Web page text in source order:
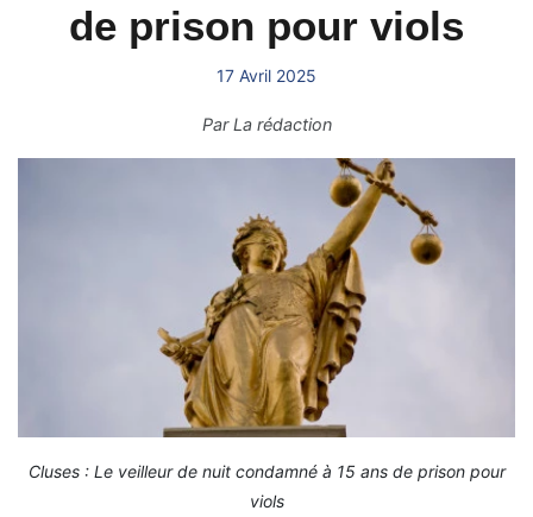
de prison pour viols
17 Avril 2025
ParLa rédaction
Cluses : Le veilleur de nuit condamné à 15 ans de prison pour
viols